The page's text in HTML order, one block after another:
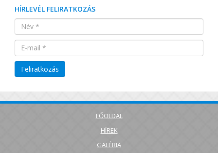
HÍRLEVÉL FELIRATKOZÁS
FŐOLDAL
HÍREK
GALÉRIA